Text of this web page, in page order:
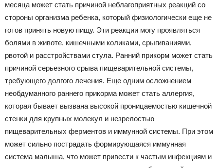
месяца может стать причиной неблагоприятных реакций со
стороны организма ребенка, который физиологически еще не
готов принять новую пищу. Эти реакции могу проявляться
болями в животе, кишечными коликами, срыгиваниями,
рвотой и расстройствами стула. Ранний прикорм может стать
причиной серьезного срыва пищеварительной системы,
требующего долгого лечения. Еще одним осложнением
необдуманного раннего прикорма может стать аллергия,
которая бывает вызвана высокой проницаемостью кишечной
стенки для крупных молекул и незрелостью
пищеварительных ферментов и иммунной системы. При этом
может сильно пострадать формирующаяся иммунная
система малыша, что может привести к частым инфекциям и